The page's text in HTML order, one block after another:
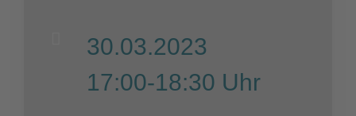
30.03.2023
17:00-18:30 Uhr